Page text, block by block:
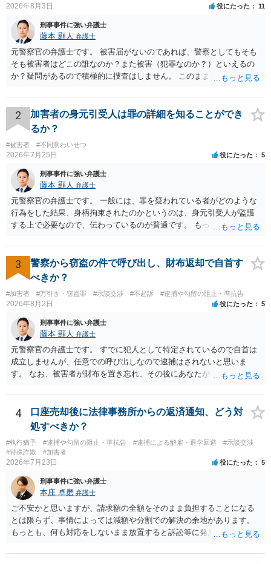
2026年8月3日 役にたった 11
刑事事件に強い弁護士
藤本 顯人 弁護士
元警察官の弁護士です。 被害届がないのであれば、警察としてもそも
そも被害者はどこの誰なのか？また被害（犯罪なのか？）といえるの
か？疑問があるので積極的に捜査はしません。 このまま女性から警察
2
加害者の身元引受人は罪の詳細を知ることができ
るか？
#被害者 #不同意わいせつ
2026年7月25日 役にたった 5
刑事事件に強い弁護士
藤本 顯人 弁護士
元警察官の弁護士です。 一般には、罪を疑われている者がどのような
行為をした結果、身柄拘束されたのかというのは、身元引受人が監護
する上で必要なので、伝わっているのが普通です。 もっとも、事実関
いたり、省略されていることもありうるかなとは思います。
3
警察から窃盗の件で呼び出し、財布返却で自首す
べきか？
#加害者 #万引き・窃盗罪 #示談交渉 #不起訴 #逮捕や勾留の阻止・準抗告
2026年8月2日 役にたった 5
刑事事件に強い弁護士
藤本 顯人 弁護士
元警察官の弁護士です。 すでに犯人として特定されているので自首は
成立しませんが、任意での呼び出しなので逮捕はされないと思いま
す。 なお、被害者が財布を置き忘れ、その後にあなたがトイレに入
と言い逃れはかなり厳しいものと思います。
4
口座売却後に法律事務所からの返済通知、どう対
処すべきか？
#執行猶予 #逮捕や勾留の阻止・準抗告 #逮捕による解雇・退学回避
#示談交渉
#特殊詐欺
#加害者
2026年7月23日 役にたった 5
刑事事件に強い弁護士
本庄 卓磨 弁護士
ご不安かと思いますが、請求額の全額をそのまま負担することになる
とは限らず、事情によっては減額や分割での解決の余地があります。
もっとも、何も対応をしないまま放置すると訴訟等に発展してしまう
めします。